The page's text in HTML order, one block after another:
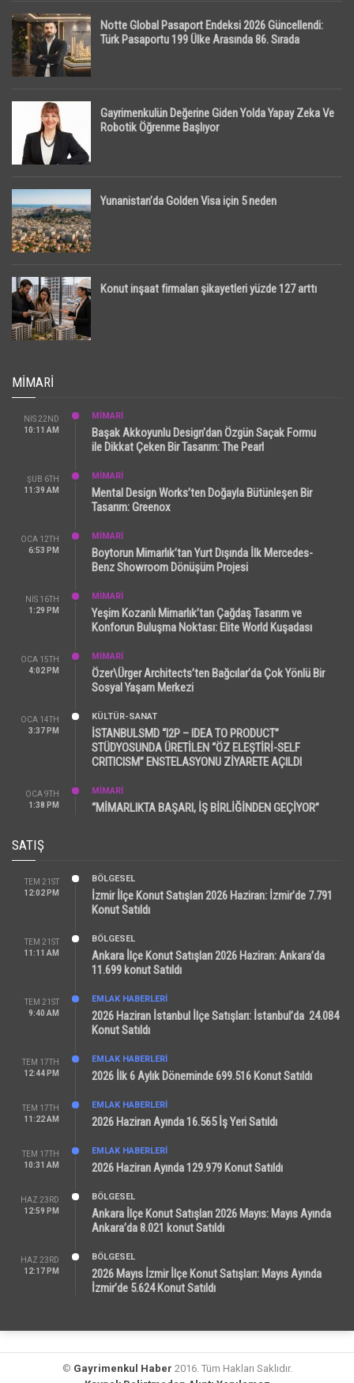
Notte Global Pasaport Endeksi 2026 Güncellendi:
Türk Pasaportu 199 Ülke Arasında 86. Sırada
Gayrimenkulün Değerine Giden Yolda Yapay Zeka Ve
Robotik Öğrenme Başlıyor
Yunanistan’da Golden Visa için 5 neden
Konut inşaat firmaları şikayetleri yüzde 127 arttı
MIMARI
NIS 22ND
10:11 AM
MİMARİ
Başak Akkoyunlu Design’dan Özgün Saçak Formu
ile Dikkat Çeken Bir Tasarım: The Pearl
ŞUB 6TH
11:39 AM
MİMARİ
Mental Design Works’ten Doğayla Bütünleşen Bir
Tasarım: Greenox
OCA 12TH
6:53 PM
MİMARİ
Boytorun Mimarlık’tan Yurt Dışında İlk Mercedes-
Benz Showroom Dönüşüm Projesi
NIS 16TH
1:29 PM
MİMARİ
Yeşim Kozanlı Mimarlık’tan Çağdaş Tasarım ve
Konforun Buluşma Noktası: Elite World Kuşadası
OCA 15TH
4:02 PM
MİMARİ
Özer\Ürger Architects’ten Bağcılar’da Çok Yönlü Bir
Sosyal Yaşam Merkezi
OCA 14TH
3:37 PM
KÜLTÜR-SANAT
İSTANBULSMD “I2P – IDEA TO PRODUCT”
STÜDYOSUNDA ÜRETİLEN “ÖZ ELEŞTİRİ-SELF
CRITICISM” ENSTELASYONU ZİYARETE AÇILDI
OCA 9TH
1:38 PM
MİMARİ
“MİMARLIKTA BAŞARI, İŞ BİRLİĞİNDEN GEÇİYOR”
SATIŞ
TEM 21ST
12:02 PM
BÖLGESEL
İzmir İlçe Konut Satışları 2026 Haziran: İzmir’de 7.791
Konut Satıldı
TEM 21ST
11:11 AM
BÖLGESEL
Ankara İlçe Konut Satışları 2026 Haziran: Ankara’da
11.699 konut Satıldı
TEM 21ST
9:40 AM
EMLAK HABERLERI
2026 Haziran İstanbul İlçe Satışları: İstanbul’da 24.084
Konut Satıldı
TEM 17TH
12:44 PM
EMLAK HABERLERI
2026 İlk 6 Aylık Döneminde 699.516 Konut Satıldı
TEM 17TH
11:22 AM
EMLAK HABERLERI
2026 Haziran Ayında 16.565 İş Yeri Satıldı
TEM 17TH
10:31 AM
EMLAK HABERLERI
2026 Haziran Ayında 129.979 Konut Satıldı
HAZ 23RD
12:59 PM
BÖLGESEL
Ankara İlçe Konut Satışları 2026 Mayıs: Mayıs Ayında
Ankara’da 8.021 konut Satıldı
HAZ 23RD
12:17 PM
BÖLGESEL
2026 Mayıs İzmir İlçe Konut Satışları: Mayıs Ayında
İzmir’de 5.624 Konut Satıldı
© Gayrimenkul Haber 2016. Tüm Hakları Saklıdır.